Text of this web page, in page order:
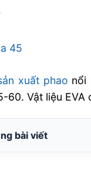
xuất phao nổi
60. Vật liệu
bài viết